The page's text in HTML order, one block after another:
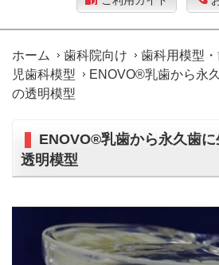
ホーム 歯科院向け 歯科用模型
児歯科模型
ENOVO®乳歯から永
の透明模型
ENOVO®乳歯から永久歯
透明模型